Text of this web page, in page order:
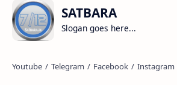
SATBARA
Slogan goes here...